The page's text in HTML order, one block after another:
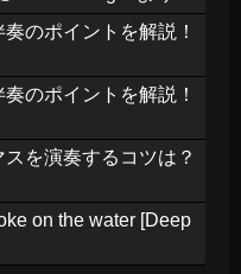
のポイントを解説！
のポイントを解説！
を演奏するコツは？
on the water [Deep